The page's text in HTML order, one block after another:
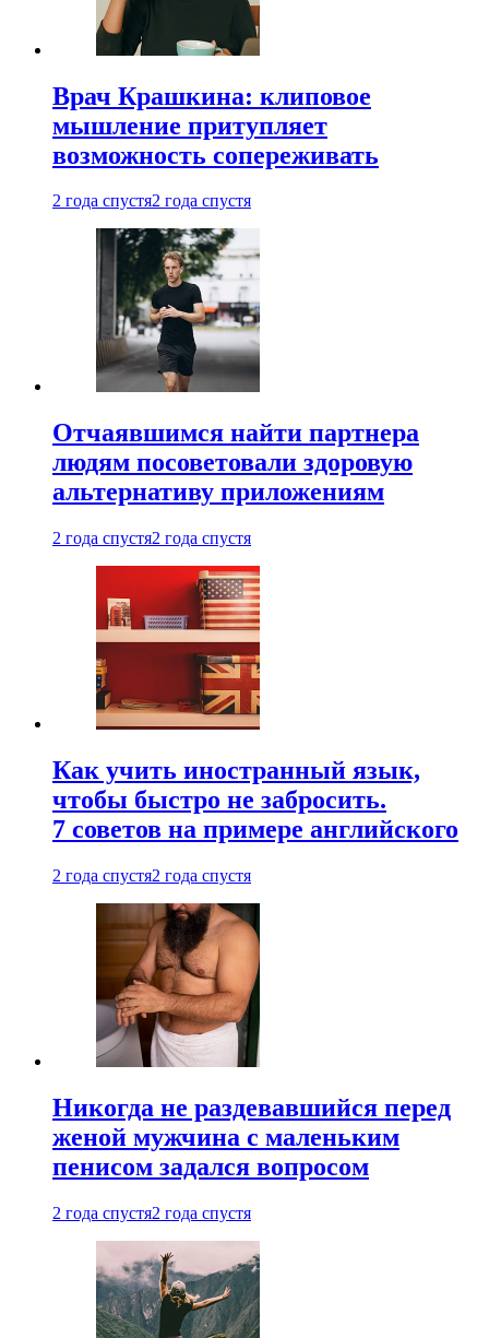
Врач Крашкина: клиповое
мышление притупляет
возможность сопереживать
2 года спустя2 года спустя
Отчаявшимся найти партнера
людям посоветовали здоровую
альтернативу приложениям
2 года спустя2 года спустя
Как учить иностранный язык,
чтобы быстро не забросить.
7 советов на примере английского
2 года спустя2 года спустя
Никогда не раздевавшийся перед
женой мужчина с маленьким
пенисом задался вопросом
2 года спустя2 года спустя